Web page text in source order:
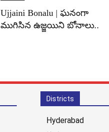
Ujjaini Bonalu | ఘనంగా
ముగిసిన ఉజ్జయిని బోనాలు..
Districts
Hyderabad